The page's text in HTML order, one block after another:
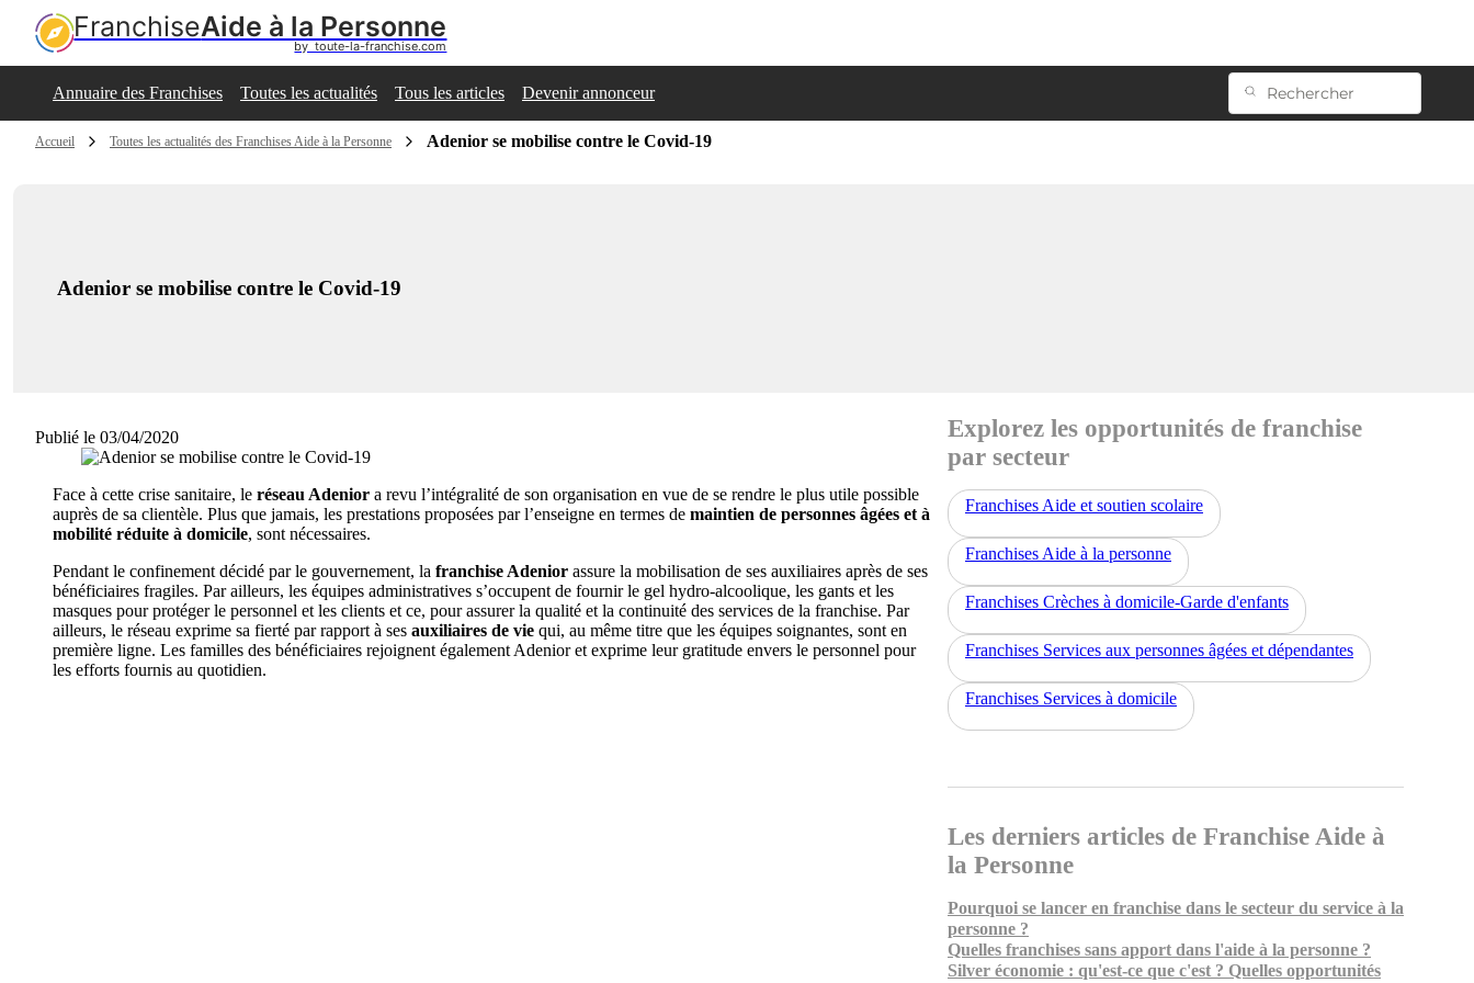
FranchiseAide à la Personne
by  toute-la-franchise.com
Annuaire des Franchises Toutes les actualités Tous les articles Devenir annonceur
Accueil Toutes les actualités des Franchises Aide à la Personne Adenior se mobilise contre le Covid-19
Adenior se mobilise contre le Covid-19
Publié le 03/04/2020
Face à cette crise sanitaire, le réseau Adenior a revu l’intégralité de son organisation en vue de se rendre le plus utile possible
auprès de sa clientèle. Plus que jamais, les prestations proposées par l’enseigne en termes de maintien de personnes âgées et à
mobilité réduite à domicile, sont nécessaires.
Pendant le confinement décidé par le gouvernement, la franchise Adenior assure la mobilisation de ses auxiliaires après de ses
bénéficiaires fragiles. Par ailleurs, les équipes administratives s’occupent de fournir le gel hydro-alcoolique, les gants et les
masques pour protéger le personnel et les clients et ce, pour assurer la qualité et la continuité des services de la franchise. Par
ailleurs, le réseau exprime sa fierté par rapport à ses auxiliaires de vie qui, au même titre que les équipes soignantes, sont en
première ligne. Les familles des bénéficiaires rejoignent également Adenior et exprime leur gratitude envers le personnel pour
les efforts fournis au quotidien.
Explorez les opportunités de franchise
par secteur
Franchises Aide et soutien scolaire
Franchises Aide à la personne
Franchises Crèches à domicile-Garde d'enfants
Franchises Services aux personnes âgées et dépendantes
Franchises Services à domicile
Les derniers articles de Franchise Aide à
la Personne
Pourquoi se lancer en franchise dans le secteur du service à la
personne ?
Quelles franchises sans apport dans l'aide à la personne ?
Silver économie : qu'est-ce que c'est ? Quelles opportunités